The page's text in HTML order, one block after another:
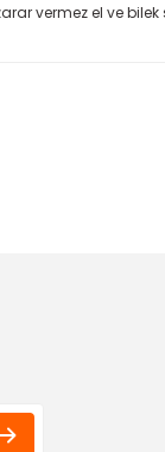
vermez el ve bilek